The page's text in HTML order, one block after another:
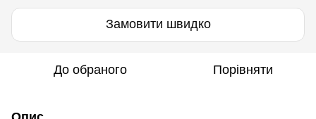
Замовити швидко
До обраного Порівняти